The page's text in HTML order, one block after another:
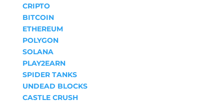
CRIPTO
BITCOIN
ETHEREUM
POLYGON
SOLANA
PLAY2EARN
SPIDER TANKS
UNDEAD BLOCKS
CASTLE CRUSH